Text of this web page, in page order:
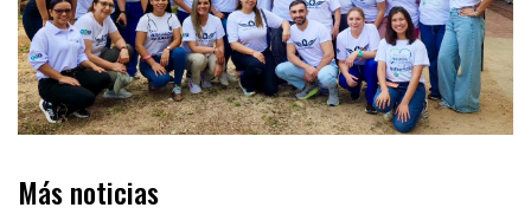
Más noticias